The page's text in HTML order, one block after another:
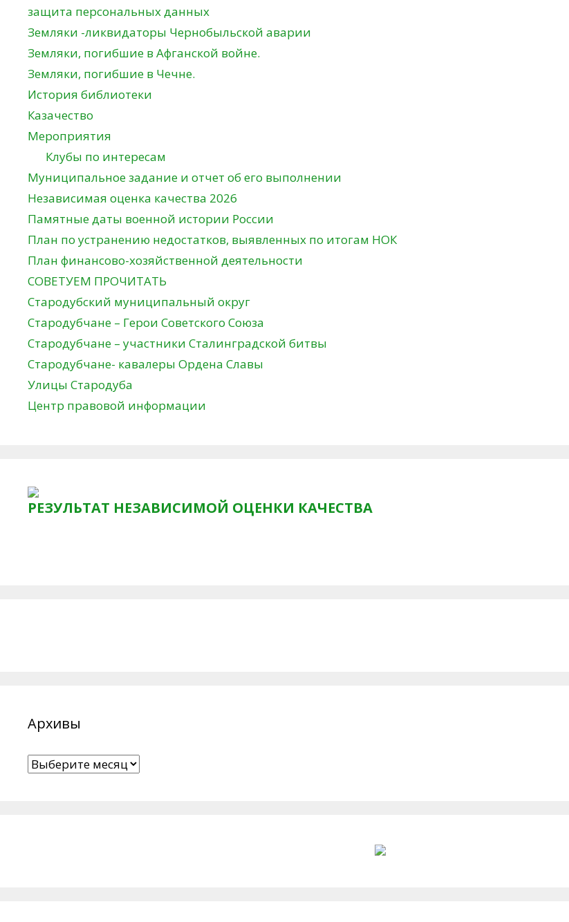
защита персональных данных
Земляки -ликвидаторы Чернобыльской аварии
Земляки, погибшие в Афганской войне.
Земляки, погибшие в Чечне.
История библиотеки
Казачество
Мероприятия
Клубы по интересам
Муниципальное задание и отчет об его выполнении
Независимая оценка качества 2026
Памятные даты военной истории России
План по устранению недостатков, выявленных по итогам НОК
План финансово-хозяйственной деятельности
СОВЕТУЕМ ПРОЧИТАТЬ
Стародубский муниципальный округ
Стародубчане – Герои Советского Союза
Стародубчане – участники Сталинградской битвы
Стародубчане- кавалеры Ордена Славы
Улицы Стародуба
Центр правовой информации
РЕЗУЛЬТАТ НЕЗАВИСИМОЙ ОЦЕНКИ КАЧЕСТВА
Архивы
Архивы